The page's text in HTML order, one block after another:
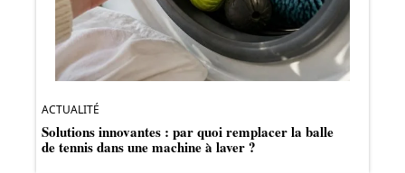
ACTUALITÉ
Solutions innovantes : par quoi remplacer la balle
de tennis dans une machine à laver ?